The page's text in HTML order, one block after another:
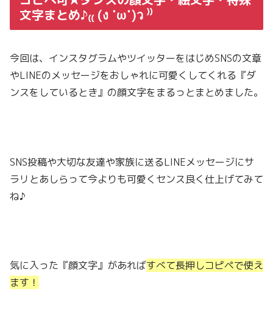
文字まとめ♪₍₍ (ง ˙ω˙)ว ⁾⁾
今回は、インスタグラムやツイッターをはじめSNSの文章
やLINEのメッセージをおしゃれに可愛くしてくれる『ダ
ンスをしているとき』の顔文字をまるっとまとめました。
SNS投稿や大切な友達や家族に送るLINEメッセージにサ
ラリとあしらって今よりも可愛くセンス良く仕上げてみて
ね♪
気に入った『顔文字』があればすべて長押しコピペで使え
ます！